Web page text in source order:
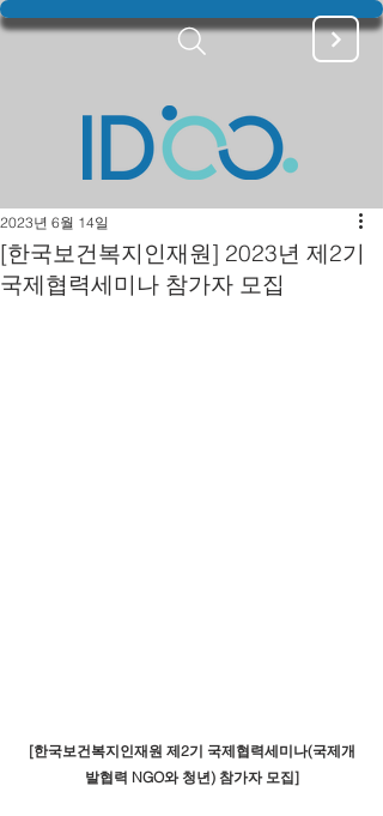
[한국보건복지인재원] 2023년 제2기
국제협력세미나 참가자 모집
2023년 6월 14일
[한국보건복지인재원 제2기 국제협력세미나(국제개
발협력 NGO와 청년) 참가자 모집]